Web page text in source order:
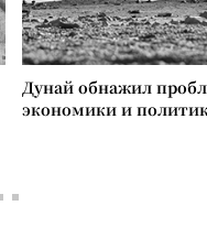
Дунай обнажил
экономики и